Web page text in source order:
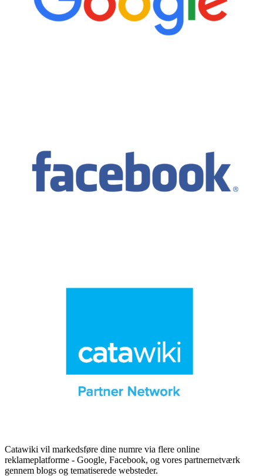
Catawiki vil markedsføre dine numre via flere online
reklameplatforme - Google, Facebook, og vores partnernetværk
gennem blogs og tematiserede websteder.